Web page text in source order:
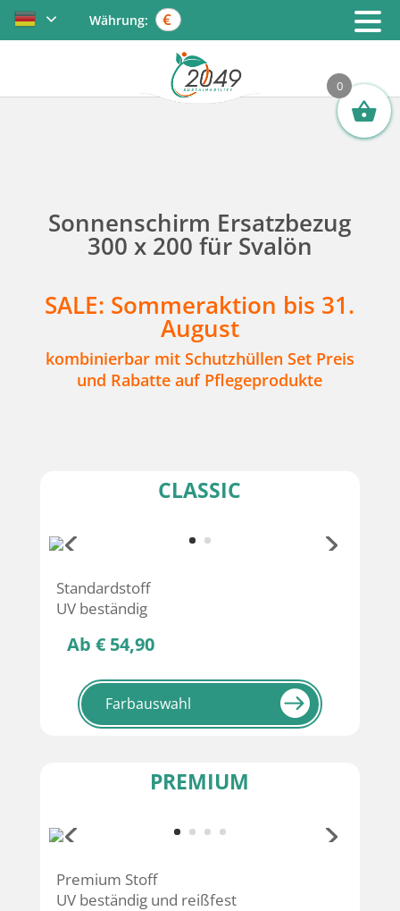
Währung: €
Sonnenschirm Ersatzbezug
300 x 200 für Svalön
SALE: Sommeraktion bis 31.
August
kombinierbar mit Schutzhüllen Set Preis
und Rabatte auf Pflegeprodukte
CLASSIC
Standardstoff
UV beständig
Ab € 54,90
Farbauswahl
PREMIUM
Premium Stoff
UV beständig und reißfest
0